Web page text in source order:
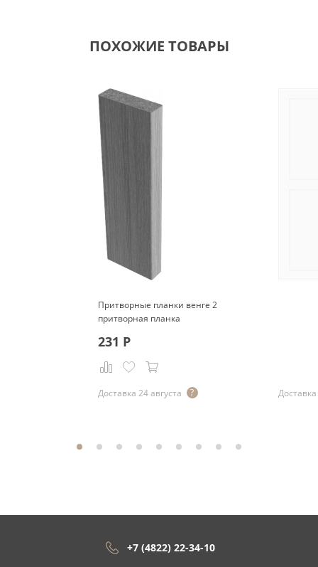
ПОХОЖИЕ ТОВАРЫ
Притворные планки венге 2
притворная планка
231 Р
Доставка 24 августа Доставка
+7 (4822) 22-34-10